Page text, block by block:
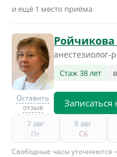
и ещё 1 место приёма
Оставить
отзыв
анестезиолог-
Стаж 38 лет
7 авг
Пт
8 авг
Сб
Свободные часы уточняются